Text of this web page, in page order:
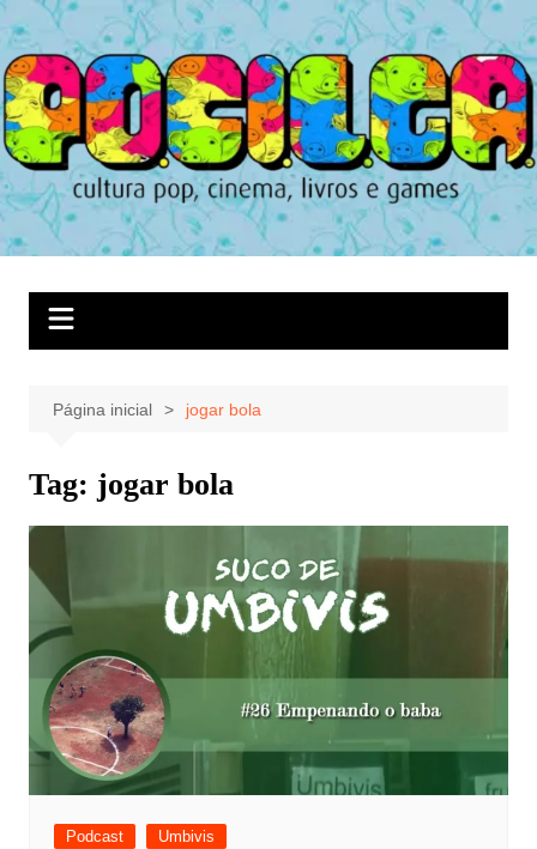
Ir
para
o
conteúdo
Página inicial jogar bola
Tag: jogar bola
Podcast Umbivis